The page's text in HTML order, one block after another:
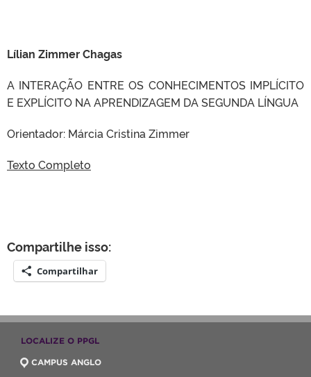
Lílian Zimmer Chagas
A INTERAÇÃO ENTRE OS CONHECIMENTOS IMPLÍCITO
E EXPLÍCITO NA APRENDIZAGEM DA SEGUNDA LÍNGUA
Orientador: Márcia Cristina Zimmer
Texto Completo
Compartilhe isso:
Compartilhar
LOCALIZE O PPGL
CAMPUS ANGLO